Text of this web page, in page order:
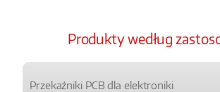
Produkty według
Przekaźniki PCB dla elektroniki